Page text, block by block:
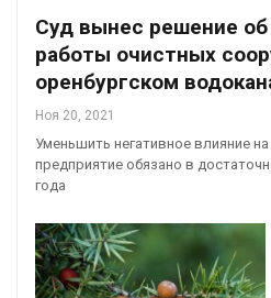
Суд вынес решение
работы очистных
оренбургском
Ноя 20, 2021
Уменьшить негативное влияние
предприятие обязано в
года